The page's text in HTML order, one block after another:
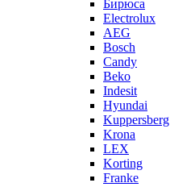
Бирюса
Electrolux
AEG
Bosch
Candy
Beko
Indesit
Hyundai
Kuppersberg
Krona
LEX
Korting
Franke